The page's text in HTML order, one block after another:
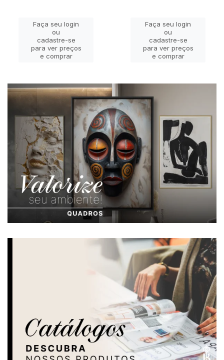
Faça seu login
ou
cadastre-se
para ver preços
e comprar
Faça seu login
ou
cadastre-se
para ver preços
e comprar